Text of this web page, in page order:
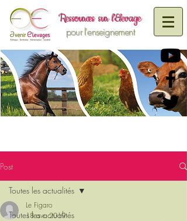
Ressources sur l'Elevage
pour l'enseignement
Post
Toutes les actualités
Toutes les actualités
Le Figaro
18 avr. 2019